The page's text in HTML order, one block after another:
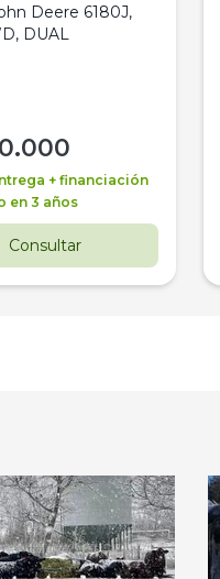
Deere 6180J,
DUAL
+ financiación
en 3 años
Consultar